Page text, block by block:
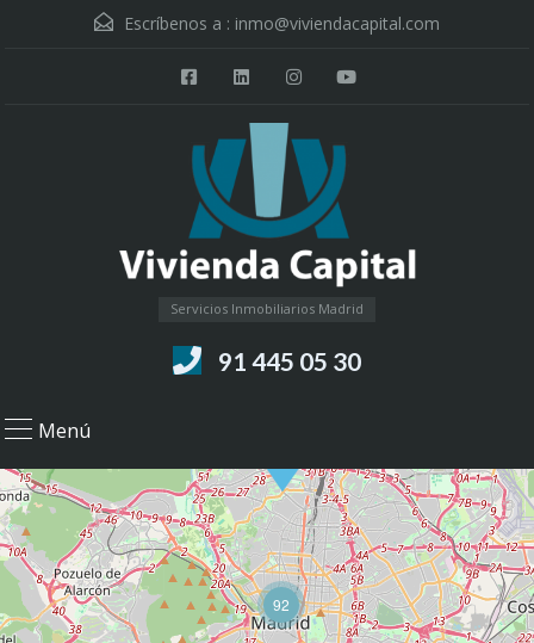
Escríbenos a : inmo@viviendacapital.com
Servicios Inmobiliarios Madrid
91 445 05 30
Menú
92